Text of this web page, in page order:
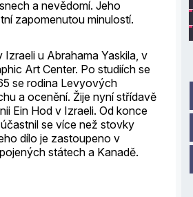
a nevědomí. Jeho
zapomenutou minulostí.
u Abrahama Yaskila, v
Art Center. Po studiích se
se rodina Levyových
a ocenění. Žije nyní střídavě
Ein Hod v Izraeli. Od konce
se více než stovky
dílo je zastoupeno v
státech a Kanadě.